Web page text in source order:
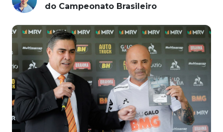
do Campeonato Brasileiro